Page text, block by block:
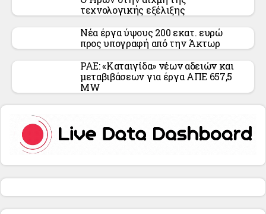
τεχνολογικής εξέλιξης
Νέα έργα ύψους 200 εκατ. ευρώ
προς υπογραφή από την Άκτωρ
ΡΑΕ: «Καταιγίδα» νέων αδειών και
μεταβιβάσεων για έργα ΑΠΕ 657,5
MW